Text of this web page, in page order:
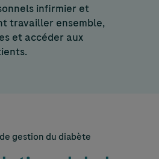
infirmier et
travailler ensemble,
et accéder aux
gestion du diabète